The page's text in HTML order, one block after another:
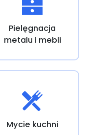
Pielęgnacja
metalu i mebli
Mycie kuchni